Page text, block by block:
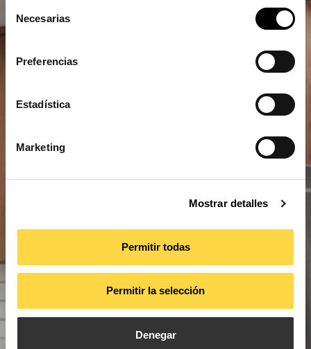
consentimiento
Necesarias
Preferencias
Estadística
Marketing
Mostrar detalles
Permitir todas
Permitir la selección
Denegar